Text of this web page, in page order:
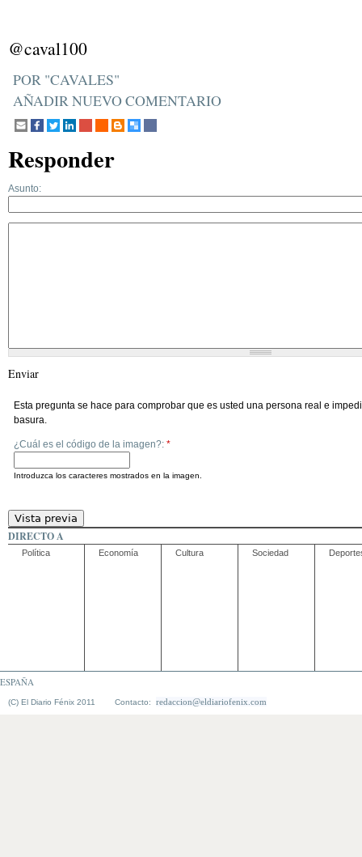
@caval100
POR "CAVALES"
AÑADIR NUEVO COMENTARIO
Responder
Asunto:
Enviar
Esta pregunta se hace para comprobar que es usted una persona real e
basura.
¿Cuál es el código de la imagen?: *
Introduzca los caracteres mostrados en la imagen.
DIRECTO A
Política Economía Cultura Sociedad
ESPAÑA
(C) El Diario Fénix 2011 Contacto: redaccion@eldiariofenix.com